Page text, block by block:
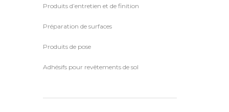
Produits d’entretien et de finition
Préparation de surfaces
Produits de pose
Adhésifs pour revêtements de sol